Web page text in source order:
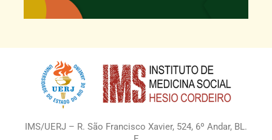
IMS/UERJ – R. São Francisco Xavier, 524, 6º Andar, BL.